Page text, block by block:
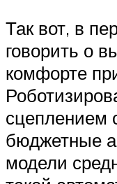
Так вот, в
говорить о
комфорте
сцеплением
бюджетные
модели